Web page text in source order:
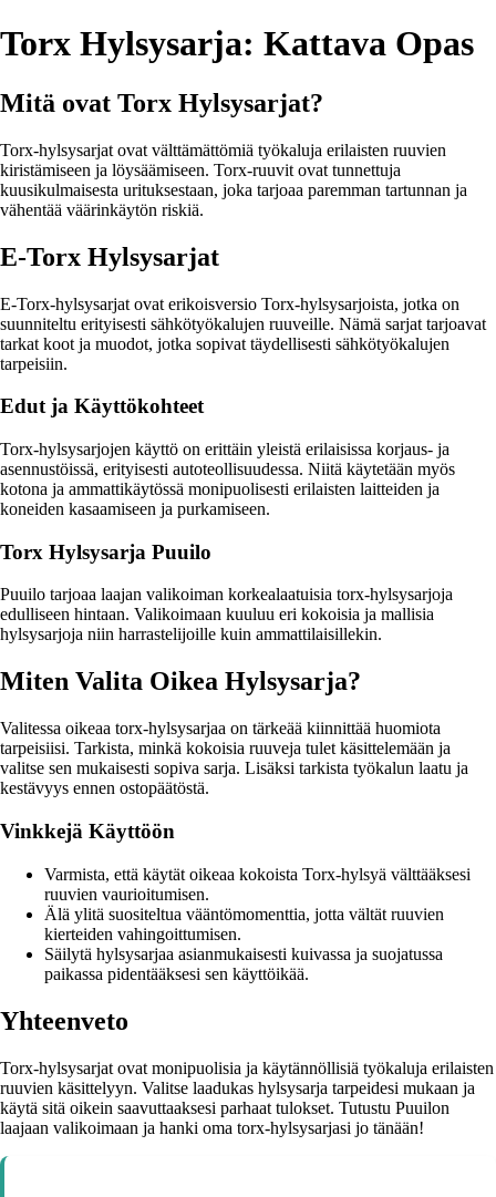
Torx Hylsysarja: Kattava Opas
Mitä ovat Torx Hylsysarjat?
Torx-hylsysarjat ovat välttämättömiä työkaluja erilaisten ruuvien
kiristämiseen ja löysäämiseen. Torx-ruuvit ovat tunnettuja
kuusikulmaisesta urituksestaan, joka tarjoaa paremman tartunnan ja
vähentää väärinkäytön riskiä.
E-Torx Hylsysarjat
E-Torx-hylsysarjat ovat erikoisversio Torx-hylsysarjoista, jotka on
suunniteltu erityisesti sähkötyökalujen ruuveille. Nämä sarjat tarjoavat
tarkat koot ja muodot, jotka sopivat täydellisesti sähkötyökalujen
tarpeisiin.
Edut ja Käyttökohteet
Torx-hylsysarjojen käyttö on erittäin yleistä erilaisissa korjaus- ja
asennustöissä, erityisesti autoteollisuudessa. Niitä käytetään myös
kotona ja ammattikäytössä monipuolisesti erilaisten laitteiden ja
koneiden kasaamiseen ja purkamiseen.
Torx Hylsysarja Puuilo
Puuilo tarjoaa laajan valikoiman korkealaatuisia torx-hylsysarjoja
edulliseen hintaan. Valikoimaan kuuluu eri kokoisia ja mallisia
hylsysarjoja niin harrastelijoille kuin ammattilaisillekin.
Miten Valita Oikea Hylsysarja?
Valitessa oikeaa torx-hylsysarjaa on tärkeää kiinnittää huomiota
tarpeisiisi. Tarkista, minkä kokoisia ruuveja tulet käsittelemään ja
valitse sen mukaisesti sopiva sarja. Lisäksi tarkista työkalun laatu ja
kestävyys ennen ostopäätöstä.
Vinkkejä Käyttöön
Varmista, että käytät oikeaa kokoista Torx-hylsyä välttääksesi
ruuvien vaurioitumisen.
Älä ylitä suositeltua vääntömomenttia, jotta vältät ruuvien
kierteiden vahingoittumisen.
Säilytä hylsysarjaa asianmukaisesti kuivassa ja suojatussa
paikassa pidentääksesi sen käyttöikää.
Yhteenveto
Torx-hylsysarjat ovat monipuolisia ja käytännöllisiä työkaluja erilaisten
ruuvien käsittelyyn. Valitse laadukas hylsysarja tarpeidesi mukaan ja
käytä sitä oikein saavuttaaksesi parhaat tulokset. Tutustu Puuilon
laajaan valikoimaan ja hanki oma torx-hylsysarjasi jo tänään!